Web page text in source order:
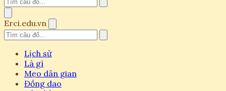
Erci.edu.vn
Lịch sử
Là gì
Mẹo dân gian
Đồng dao